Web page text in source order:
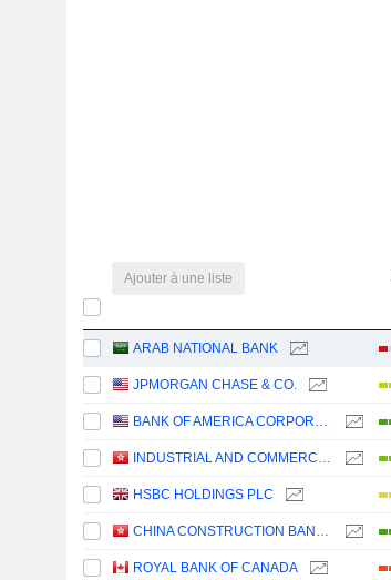
Ajouter à une liste
ARAB NATIONAL BANK
JPMORGAN CHASE & CO.
BANK OF AMERICA CORPORATION
INDUSTRIAL AND COMMERCIAL BANK OF CHINA LIMITED
HSBC HOLDINGS PLC
CHINA CONSTRUCTION BANK CORPORATION
ROYAL BANK OF CANADA